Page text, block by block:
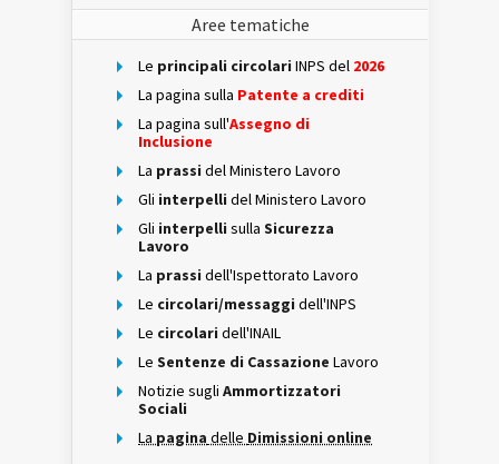
Aree tematiche
Le principali circolari INPS del 2026
La pagina sulla Patente a crediti
La pagina sull'Assegno di
Inclusione
La prassi del Ministero Lavoro
Gli interpelli del Ministero Lavoro
Gli interpelli sulla Sicurezza
Lavoro
La prassi dell'Ispettorato Lavoro
Le circolari/messaggi dell'INPS
Le circolari dell'INAIL
Le Sentenze di Cassazione Lavoro
Notizie sugli Ammortizzatori
Sociali
La pagina delle Dimissioni online